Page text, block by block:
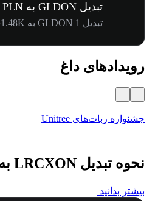
تبدیل GLDON به PLN
تبدیل 1 GLDON به zł1.48K
رویدادهای داغ
جشنواره ربات‌های Unitree
نحوه تبدیل LRCXON به PLN
بیشتر بدانید